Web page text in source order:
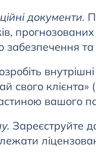
документи.
забезпечення
свого клієнта»
вашого
Зареєструйте